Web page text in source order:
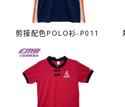
剪接配色POLO衫-P011